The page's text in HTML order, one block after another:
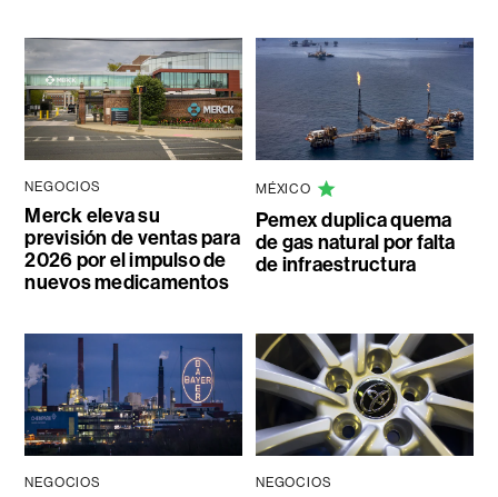
NEGOCIOS
Merck eleva su
previsión de ventas para
2026 por el impulso de
nuevos medicamentos
MÉXICO
Pemex duplica quema
de gas natural por falta
de infraestructura
NEGOCIOS NEGOCIOS